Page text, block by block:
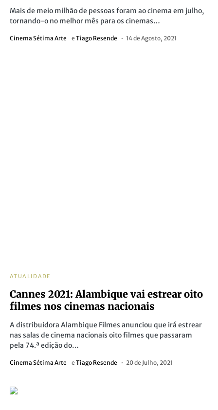
Mais de meio milhão de pessoas foram ao cinema em julho,
tornando-o no melhor mês para os cinemas…
Cinema Sétima Arte e Tiago Resende 14 de Agosto, 2021
ATUALIDADE
Cannes 2021: Alambique vai estrear oito
filmes nos cinemas nacionais
A distribuidora Alambique Filmes anunciou que irá estrear
nas salas de cinema nacionais oito filmes que passaram
pela 74.ª edição do…
Cinema Sétima Arte e Tiago Resende 20 de Julho, 2021